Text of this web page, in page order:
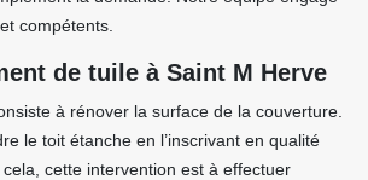
compétents.
de tuile à Saint M Herve
à rénover la surface de la couverture.
le toit étanche en l’inscrivant en qualité
cette intervention est à effectuer